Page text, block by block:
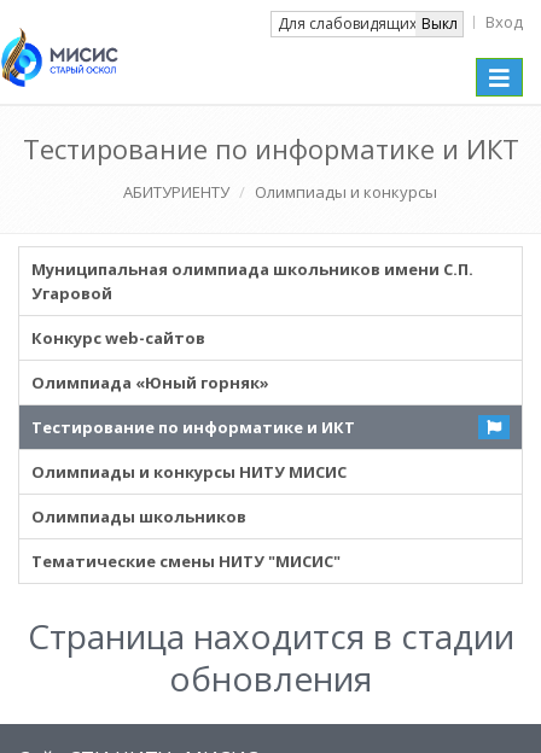
Для слабовидящих Выкл Вход
Toggle
Тестирование по информатике и ИКТ
АБИТУРИЕНТУ Олимпиады и конкурсы
Муниципальная олимпиада школьников имени С.П.
Угаровой
Конкурс web-сайтов
Олимпиада «Юный горняк»
Тестирование по информатике и ИКТ
Олимпиады и конкурсы НИТУ МИСИС
Олимпиады школьников
Тематические смены НИТУ "МИСИС"
Страница находится в стадии
обновления